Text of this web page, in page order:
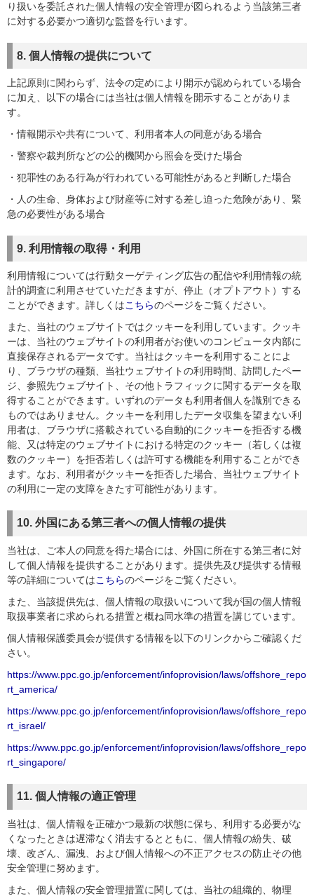
り扱いを委託された個人情報の安全管理が図られるよう当該第三者
に対する必要かつ適切な監督を行います。
8. 個人情報の提供について
上記原則に関わらず、法令の定めにより開示が認められている場合
に加え、以下の場合には当社は個人情報を開示することがありま
す。
・情報開示や共有について、利用者本人の同意がある場合
・警察や裁判所などの公的機関から照会を受けた場合
・犯罪性のある行為が行われている可能性があると判断した場合
・人の生命、身体および財産等に対する差し迫った危険があり、緊
急の必要性がある場合
9. 利用情報の取得・利用
利用情報については行動ターゲティング広告の配信や利用情報の統
計的調査に利用させていただきますが、停止（オプトアウト）する
ことができます。詳しくはこちらのページをご覧ください。
また、当社のウェブサイトではクッキーを利用しています。クッキ
ーは、当社のウェブサイトの利用者がお使いのコンピュータ内部に
直接保存されるデータです。当社はクッキーを利用することによ
り、ブラウザの種類、当社ウェブサイトの利用時間、訪問したペー
ジ、参照先ウェブサイト、その他トラフィックに関するデータを取
得することができます。いずれのデータも利用者個人を識別できる
ものではありません。クッキーを利用したデータ収集を望まない利
用者は、ブラウザに搭載されている自動的にクッキーを拒否する機
能、又は特定のウェブサイトにおける特定のクッキー（若しくは複
数のクッキー）を拒否若しくは許可する機能を利用することができ
ます。なお、利用者がクッキーを拒否した場合、当社ウェブサイト
の利用に一定の支障をきたす可能性があります。
10. 外国にある第三者への個人情報の提供
当社は、ご本人の同意を得た場合には、外国に所在する第三者に対
して個人情報を提供することがあります。提供先及び提供する情報
等の詳細についてはこちらのページをご覧ください。
また、当該提供先は、個人情報の取扱いについて我が国の個人情報
取扱事業者に求められる措置と概ね同水準の措置を講じています。
個人情報保護委員会が提供する情報を以下のリンクからご確認くだ
さい。
https://www.ppc.go.jp/enforcement/infoprovision/laws/offshore_repo
rt_america/
https://www.ppc.go.jp/enforcement/infoprovision/laws/offshore_repo
rt_israel/
https://www.ppc.go.jp/enforcement/infoprovision/laws/offshore_repo
rt_singapore/
11. 個人情報の適正管理
当社は、個人情報を正確かつ最新の状態に保ち、利用する必要がな
くなったときは遅滞なく消去するとともに、個人情報の紛失、破
壊、改ざん、漏洩、および個人情報への不正アクセスの防止その他
安全管理に努めます。
また、個人情報の安全管理措置に関しては、当社の組織的、物理